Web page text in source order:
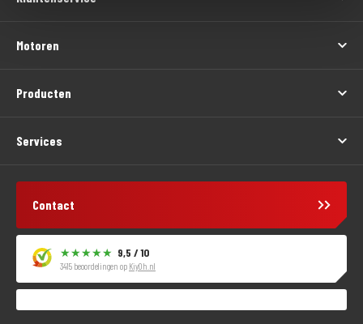
Motoren
Producten
Services
Contact
9,5 / 10
3415 beoordelingen op KiyOh.nl